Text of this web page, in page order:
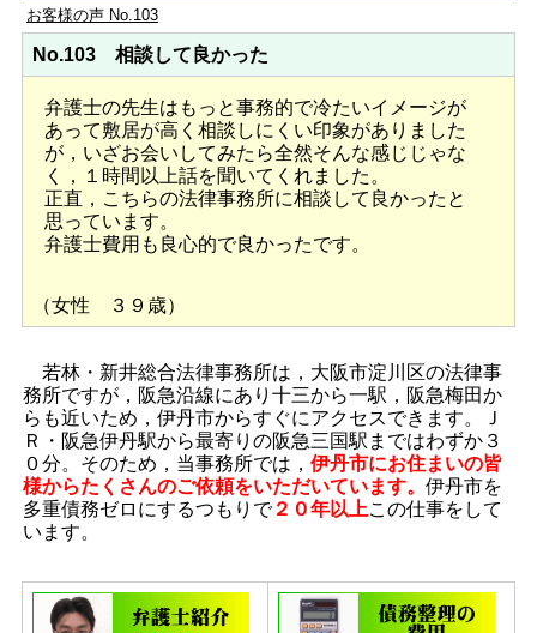
お客様の声 No.103
No.103 相談して良かった
弁護士の先生はもっと事務的で冷たいイメージが
あって敷居が高く相談しにくい印象がありました
が，いざお会いしてみたら全然そんな感じじゃな
く，１時間以上話を聞いてくれました。
正直，こちらの法律事務所に相談して良かったと
思っています。
弁護士費用も良心的で良かったです。
（女性 ３９歳）
若林・新井総合法律事務所は，大阪市淀川区の法律事
務所ですが，阪急沿線にあり十三から一駅，阪急梅田か
らも近いため，伊丹市からすぐにアクセスできます。Ｊ
Ｒ・阪急伊丹駅から最寄りの阪急三国駅まではわずか３
０分。そのため，当事務所では， 伊丹市にお住まいの皆
様からたくさんのご依頼をいただいています。 伊丹市を
多重債務ゼロにするつもりで２０年以上この仕事をして
います。